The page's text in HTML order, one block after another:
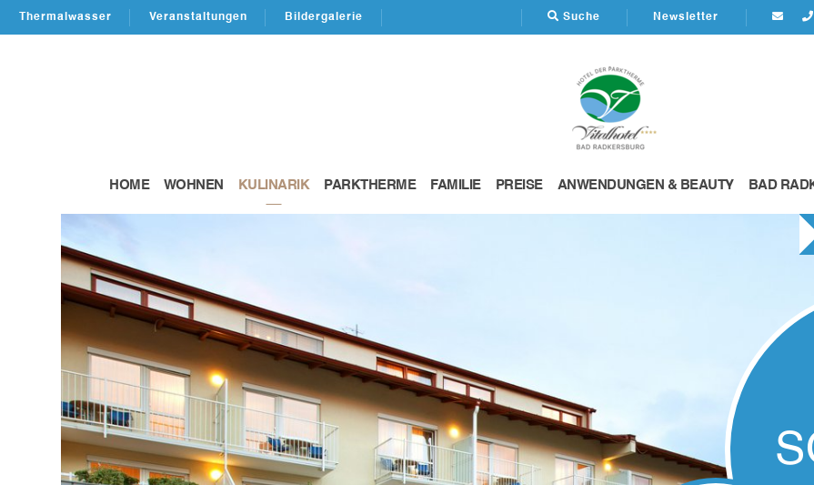
Thermalwasser Veranstaltungen Bildergalerie Suche Newsletter
HOME WOHNEN KULINARIK PARKTHERME FAMILIE PREISE ANWENDUNGEN & BEAUTY BAD
2026
SOMMER-